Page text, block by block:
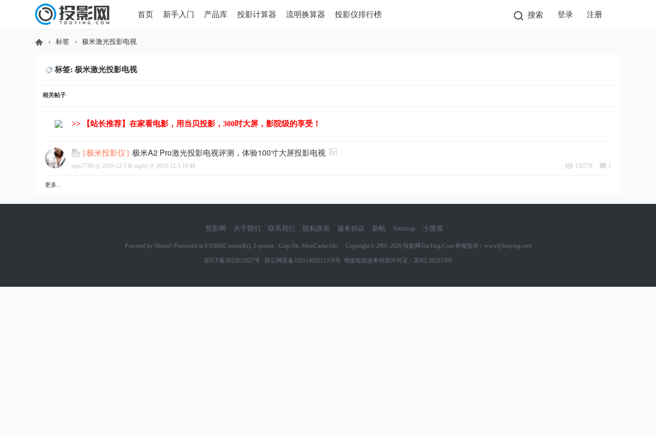
首页 新手入门 产品库 投影计算器 流明换算器 投影仪排行榜
HDMI版本对比 导读
搜索 登录 注册
› 标签 › 极米激光投影电视
标签: 极米激光投影电视
相关帖子
>> 【站长推荐】在家看电影，用当贝投影，300吋大屏，影院级的享受！
[极米投影仪] 极米A2 Pro激光投影电视评测，体验100寸大屏投影电视
qqw7788 @ 2019-12-5 & englsf @ 2019-12-5 10:48 132778 1
更多...
投影网 关于我们 联系我们 隐私政策 服务协议 新帖 Sitemap 小黑屋
Powered by Discuz! Processed in 0.038042 second(s), 2 queries , Gzip On, MemCache On. Copyright © 2001-2026 投影网TouYing.Com举报投诉：www@touying.com
苏ICP备2023012627号 苏公网安备32011402011376号 增值电信业务经营许可证：苏B2-20221768